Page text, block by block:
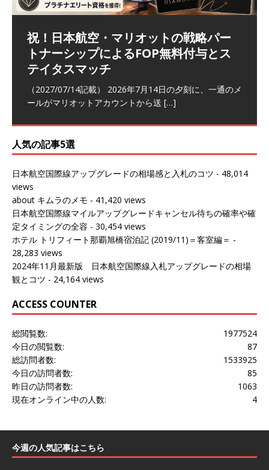
祝！日本航空・マリオットの戦略パー
トナーシップによるFOP無料付与とス
テイタスマッチ
（2027/07/14記載） 2026年7月14日の夕刻に、一通のメ
ールがマリオットアカウントから送 […]
ラウンジ 華 那覇空港 (2026/05)
（2026/06/07記載） 2026年5月下旬の平日に那覇を訪れ
た際に利用した。 こちらのラウンジ
The Coral Executive Lounge スワ
ンナプーム国際空港国内線ラウンジ
(2026/01)
（2026/03/31記載） 2026年1月上旬にバンコク経由でチ
ェンマイに行く際に利用した。 バン[…]
日本航空 羽田空港国際線ファースト
クラスラウンジ (2026/01)
（2026/03/18記載） 2026年1月、毎年恒例の新年の羽田
～バンコクの移動の際に再びこちらの[…]
バンコクエアウェイズ スワンナプー
ム国際空港国内線ラウンジ (2026/01)
（2026/03/13記載） 2026年1月上旬にバンコク経由でチ
ェンマイに向かう際に利用した。 今[…]
人気の記事5選
日本航空国際線アップグレードの相場感と入札のコツ - 48,014
views
about キムラのメモ - 41,420 views
日本航空国際線マイルアップグレードキャンセル待ちの確率や確
定タイミングの全容 - 30,454 views
ホテル トリフィート那覇旭橋宿泊記 (2019/11)＝客室編＝ -
28,283 views
2024年11月最新版 日本航空国際線入札アップグレードの相場
観とコツ - 24,164 views
ACCESS COUNTER
1977524
総閲覧数:
87
今日の閲覧数:
1533925
総訪問者数:
85
今日の訪問者数:
1063
昨日の訪問者数:
4
現在オンライン中の人数:
今週の人気記事はこちら